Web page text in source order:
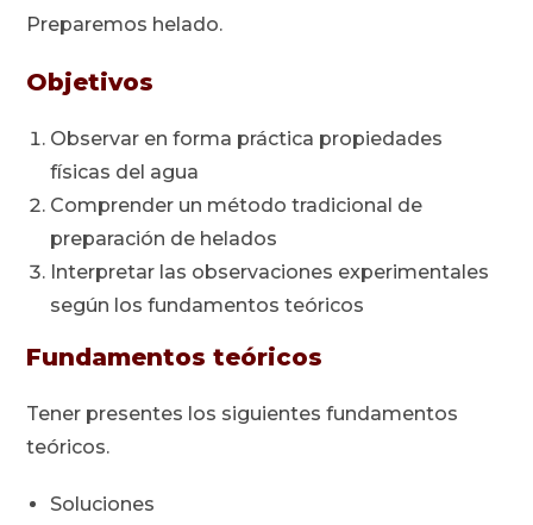
entrada:
Preparemos helado.
Objetivos
Observar en forma práctica propiedades
físicas del agua
Comprender un método tradicional de
preparación de helados
Interpretar las observaciones experimentales
según los fundamentos teóricos
Fundamentos teóricos
Tener presentes los siguientes fundamentos
teóricos.
Soluciones